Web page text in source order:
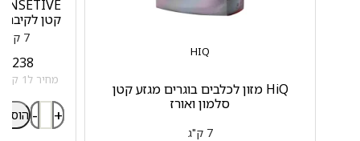
HIQ
HiQ מזון לכלבים בוגרים מגזע קטן
סלמון ואורז
7 ק"ג
קטן לקיבה
7 ק"ג
238
מחיר ל1 ק"ג: 34 ₪
- +